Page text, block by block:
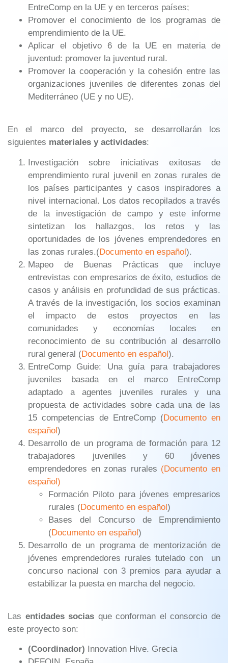
EntreComp en la UE y en terceros países;
Promover el conocimiento de los programas de
emprendimiento de la UE.
Aplicar el objetivo 6 de la UE en materia de
juventud: promover la juventud rural.
Promover la cooperación y la cohesión entre las
organizaciones juveniles de diferentes zonas del
Mediterráneo (UE y no UE).
En el marco del proyecto, se desarrollarán los
siguientes materiales y actividades:
Investigación sobre iniciativas exitosas de
emprendimiento rural juvenil en zonas rurales de
los países participantes y casos inspiradores a
nivel internacional. Los datos recopilados a través
de la investigación de campo y este informe
sintetizan los hallazgos, los retos y las
oportunidades de los jóvenes emprendedores en
las zonas rurales.(Documento en español).
Mapeo de Buenas Prácticas que incluye
entrevistas con empresarios de éxito, estudios de
casos y análisis en profundidad de sus prácticas.
A través de la investigación, los socios examinan
el impacto de estos proyectos en las
comunidades y economías locales en
reconocimiento de su contribución al desarrollo
rural general (Documento en español).
EntreComp Guide: Una guía para trabajadores
juveniles basada en el marco EntreComp
adaptado a agentes juveniles rurales y una
propuesta de actividades sobre cada una de las
15 competencias de EntreComp (Documento en
español)
Desarrollo de un programa de formación para 12
trabajadores juveniles y 60 jóvenes
emprendedores en zonas rurales (Documento en
español)
Formación Piloto para jóvenes empresarios
rurales (Documento en español)
Bases del Concurso de Emprendimiento
(Documento en español)
Desarrollo de un programa de mentorización de
jóvenes emprendedores rurales tutelado con un
concurso nacional con 3 premios para ayudar a
estabilizar la puesta en marcha del negocio.
Las entidades socias que conforman el consorcio de
este proyecto son:
(Coordinador)
Innovation Hive. Grecia